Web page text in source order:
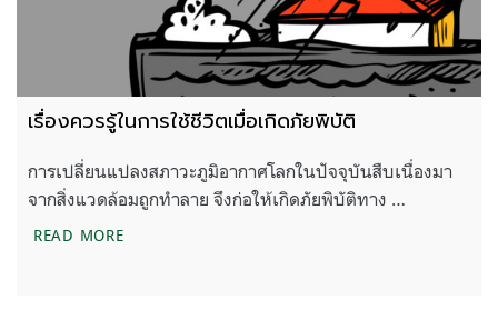
เรื่องควรรู้ในการใช้ชีวิตเมื่อเกิดภัยพิบัติ
การเปลี่ยนแปลงสภาวะภูมิอากาศโลกในปัจจุบันสืบเนื่องมา
จากสิ่งแวดล้อมถูกทำลาย จึงก่อให้เกิดภัยพิบัติทาง …
READ MOREเรื่องควรรู้ในการใช้ชีวิตเมื่อเกิดภัยพิบัติ